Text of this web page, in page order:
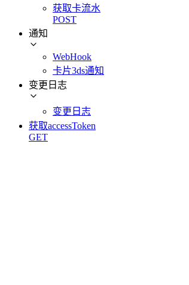
获取卡流水
POST
通知
WebHook
卡片3ds通知
变更日志
变更日志
获取accessToken
GET